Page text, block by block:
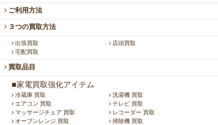
ご利用方法
３つの買取方法
出張買取
店頭買取
宅配買取
買取品目
■家電買取強化アイテム
冷蔵庫 買取
洗濯機 買取
エアコン 買取
テレビ 買取
マッサージチェア 買取
レコーダー 買取
オーブンレンジ 買取
掃除機 買取